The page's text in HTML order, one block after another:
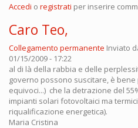
Accedi o registrati per inserire
Caro Teo,
Collegamento permanente Inviato
01/15/2009 - 17:22
al di là della rabbia e delle
governo possono suscitare, è
equivoci...) che la detrazione del
impianti solari fotovoltaici ma
riqualificazione energetica).
Maria Cristina